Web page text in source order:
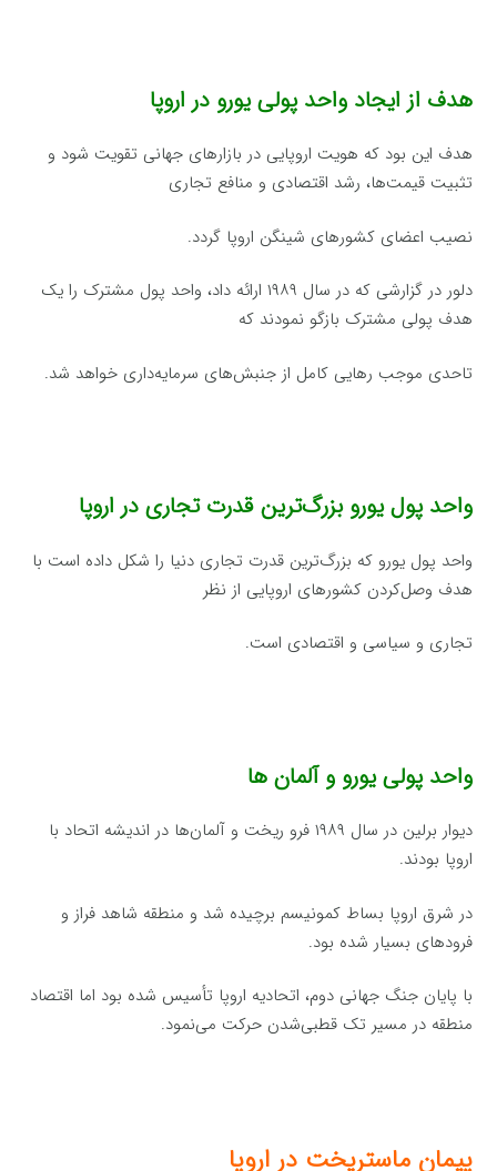
هدف از ایجاد واحد پولی یورو در اروپا
هدف این بود که هویت اروپایی در بازارهای جهانی تقویت شود و
تثبیت قیمت‌ها، رشد اقتصادی و منافع تجاری
نصیب اعضای کشورهای شینگن اروپا گردد.
دلور در گزارشی که در سال ۱۹۸۹ ارائه داد، واحد پول مشترک را یک
هدف پولی مشترک بازگو نمودند که
تاحدی موجب رهایی کامل از جنبش‌های سرمایه‌داری خواهد شد.
واحد پول یورو بزرگ‌ترین قدرت تجاری در اروپا
واحد پول یورو که بزرگ‌ترین قدرت تجاری دنیا را شکل داده است با
هدف وصل‌کردن کشورهای اروپایی از نظر
تجاری و سیاسی و اقتصادی است.
واحد پولی یورو و آلمان ها
دیوار برلین در سال ۱۹۸۹ فرو ریخت و آلمان‌ها در اندیشه اتحاد با
اروپا بودند.
در شرق اروپا بساط کمونیسم برچیده شد و منطقه شاهد فراز و
فرودهای بسیار شده بود.
با پایان جنگ جهانی دوم، اتحادیه اروپا تأسیس شده بود اما اقتصاد
منطقه در مسیر تک قطبی‌شدن حرکت می‌نمود.
پیمان ماستریخت در اروپا